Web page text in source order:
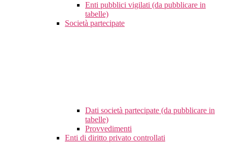
Enti pubblici vigilati (da pubblicare in
tabelle)
Società partecipate
Dati società partecipate (da pubblicare in
tabelle)
Provvedimenti
Enti di diritto privato controllati